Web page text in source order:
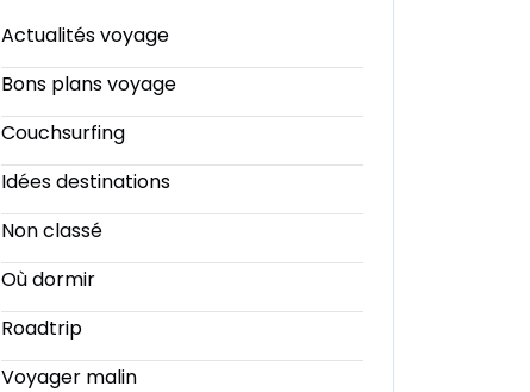
Actualités voyage
Bons plans voyage
Couchsurfing
Idées destinations
Non classé
Où dormir
Roadtrip
Voyager malin